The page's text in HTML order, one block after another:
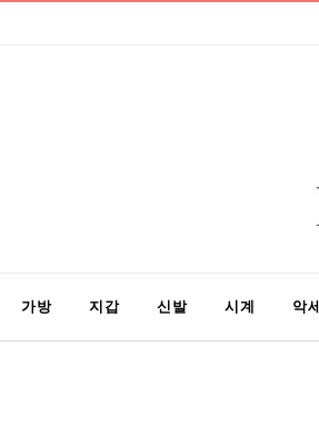
가방 지갑 신발 시계 악